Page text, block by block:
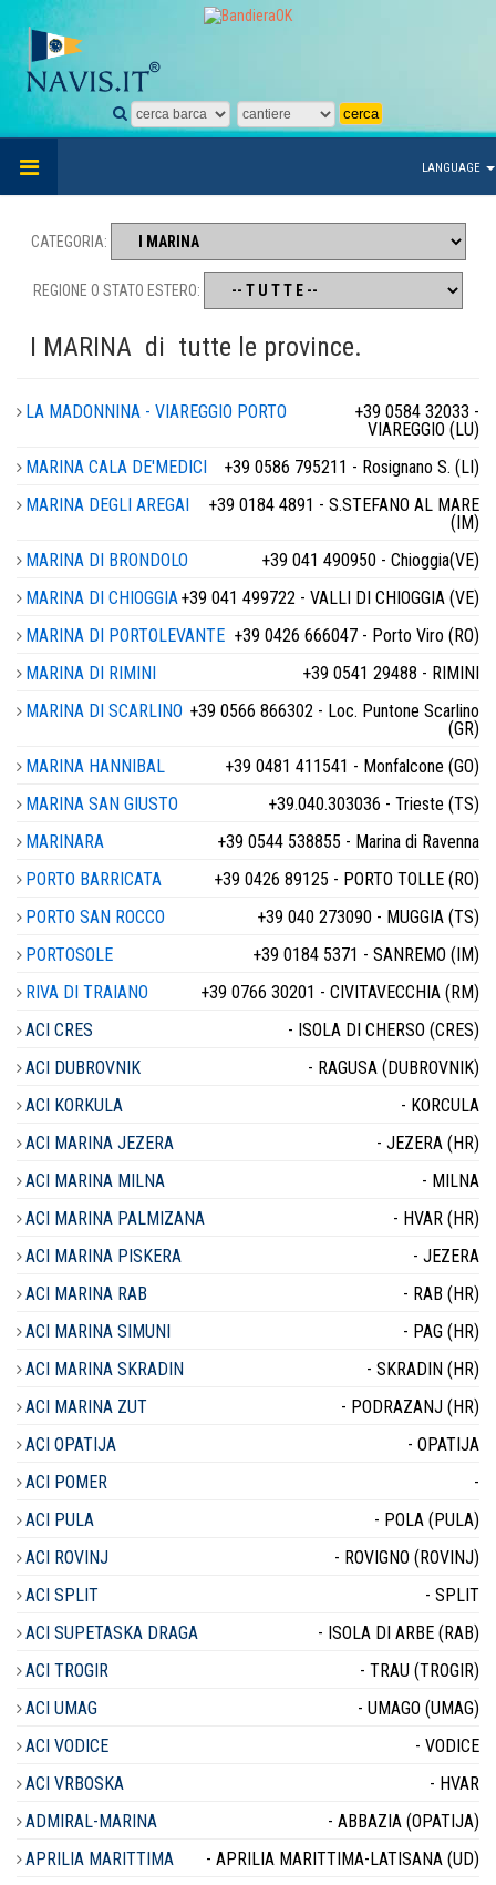
LANGUAGE
CATEGORIA:
REGIONE O STATO ESTERO:
I MARINA di tutte le province.
LA MADONNINA - VIAREGGIO PORTO
+39 0584 32033 -
VIAREGGIO (LU)
MARINA CALA DE'MEDICI
+39 0586 795211 - Rosignano S. (LI)
MARINA DEGLI AREGAI
+39 0184 4891 - S.STEFANO AL MARE
(IM)
MARINA DI BRONDOLO
+39 041 490950 - Chioggia(VE)
MARINA DI CHIOGGIA+39 041 499722 - VALLI DI CHIOGGIA (VE)
MARINA DI PORTOLEVANTE +39 0426 666047 - Porto Viro (RO)
MARINA DI RIMINI
+39 0541 29488 - RIMINI
MARINA DI SCARLINO +39 0566 866302 - Loc. Puntone Scarlino
(GR)
MARINA HANNIBAL
+39 0481 411541 - Monfalcone (GO)
MARINA SAN GIUSTO
+39.040.303036 - Trieste (TS)
MARINARA
+39 0544 538855 - Marina di Ravenna
PORTO BARRICATA
+39 0426 89125 - PORTO TOLLE (RO)
PORTO SAN ROCCO
+39 040 273090 - MUGGIA (TS)
PORTOSOLE
+39 0184 5371 - SANREMO (IM)
RIVA DI TRAIANO
+39 0766 30201 - CIVITAVECCHIA (RM)
ACI CRES
- ISOLA DI CHERSO (CRES)
ACI DUBROVNIK
- RAGUSA (DUBROVNIK)
ACI KORKULA
- KORCULA
ACI MARINA JEZERA
- JEZERA (HR)
ACI MARINA MILNA
- MILNA
ACI MARINA PALMIZANA
- HVAR (HR)
ACI MARINA PISKERA
- JEZERA
ACI MARINA RAB
- RAB (HR)
ACI MARINA SIMUNI
- PAG (HR)
ACI MARINA SKRADIN
- SKRADIN (HR)
ACI MARINA ZUT
- PODRAZANJ (HR)
ACI OPATIJA
- OPATIJA
ACI POMER
-
ACI PULA
- POLA (PULA)
ACI ROVINJ
- ROVIGNO (ROVINJ)
ACI SPLIT
- SPLIT
ACI SUPETASKA DRAGA
- ISOLA DI ARBE (RAB)
ACI TROGIR
- TRAU (TROGIR)
ACI UMAG
- UMAGO (UMAG)
ACI VODICE
- VODICE
ACI VRBOSKA
- HVAR
ADMIRAL-MARINA
- ABBAZIA (OPATIJA)
APRILIA MARITTIMA
- APRILIA MARITTIMA-LATISANA (UD)